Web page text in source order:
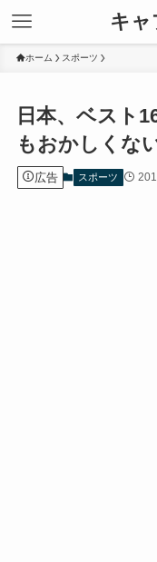
キャ
ホーム スポーツ
日本、ベスト
もおかしくな
広告 スポーツ